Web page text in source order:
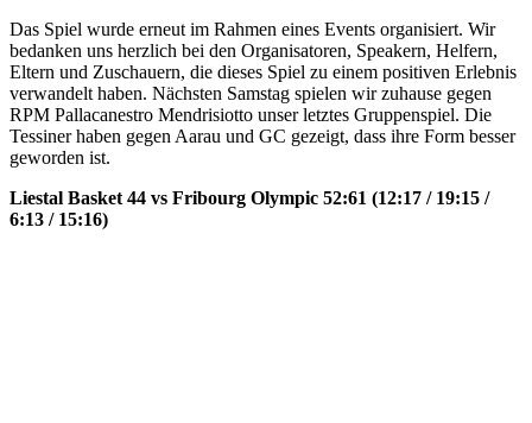
Das Spiel wurde erneut im Rahmen eines Events organisiert. Wir
bedanken uns herzlich bei den Organisatoren, Speakern, Helfern,
Eltern und Zuschauern, die dieses Spiel zu einem positiven Erlebnis
verwandelt haben. Nächsten Samstag spielen wir zuhause gegen
RPM Pallacanestro Mendrisiotto unser letztes Gruppenspiel. Die
Tessiner haben gegen Aarau und GC gezeigt, dass ihre Form besser
geworden ist.
Liestal Basket 44 vs Fribourg Olympic 52:61 (12:17 / 19:15 /
6:13 / 15:16)